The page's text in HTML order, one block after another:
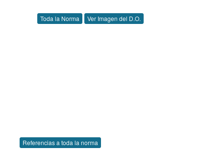
Toda la Norma Ver Imagen del D.O.
Referencias a toda la norma